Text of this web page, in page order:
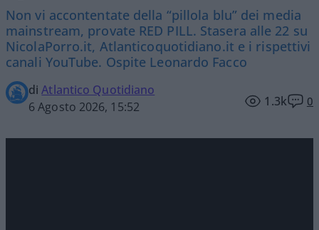
Non vi accontentate della “pillola blu” dei media
mainstream, provate RED PILL. Stasera alle 22 su
NicolaPorro.it, Atlanticoquotidiano.it e i rispettivi
canali YouTube. Ospite Leonardo Facco
diAtlantico Quotidiano
6 Agosto 2026, 15:52
1.3k 0